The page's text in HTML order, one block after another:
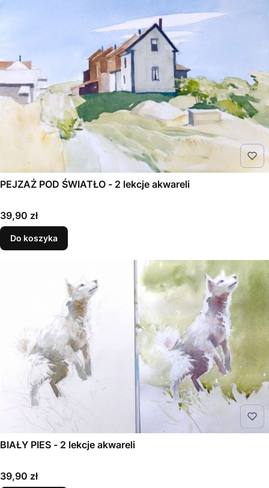
PEJZAŻ POD ŚWIATŁO - 2 lekcje akwareli
Cena
39,90 zł
Do koszyka
BIAŁY PIES - 2 lekcje akwareli
Cena
39,90 zł